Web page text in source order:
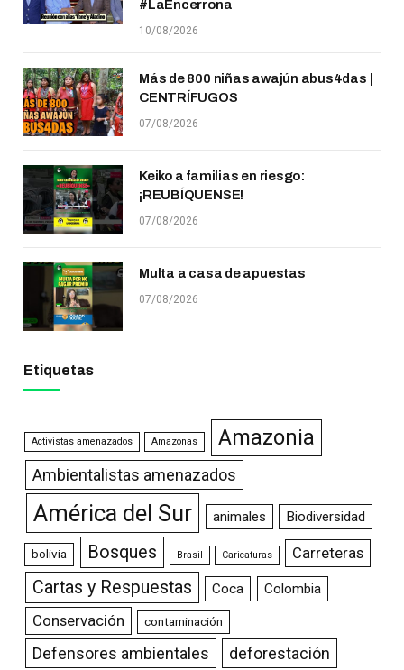
#LaEncerrona
10/08/2026
Más de 800 niñas awajún abus4das |
CENTRÍFUGOS
07/08/2026
Keiko a familias en riesgo:
¡REUBÍQUENSE!
07/08/2026
Multa a casa de apuestas
07/08/2026
Etiquetas
Activistas amenazados Amazonas Amazonia
Ambientalistas amenazados
América del Sur animales Biodiversidad
bolivia Bosques Brasil Caricaturas Carreteras
Cartas y Respuestas Coca Colombia
Conservación contaminación
Defensores ambientales deforestación